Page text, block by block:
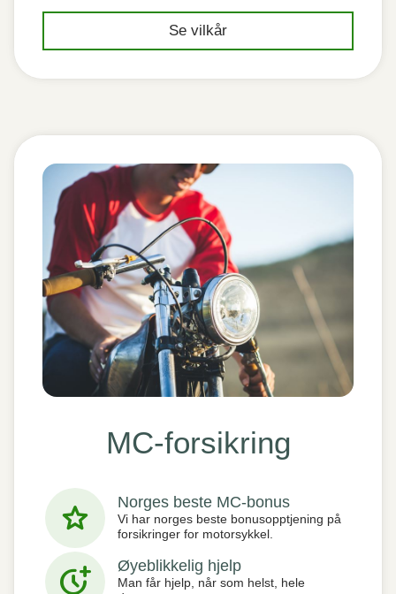
Se vilkår
MC-forsikring
star Norges beste MC-bonus
Vi har norges beste bonusopptjening på
forsikringer for motorsykkel.
more_time Øyeblikkelig hjelp
Man får hjelp, når som helst, hele